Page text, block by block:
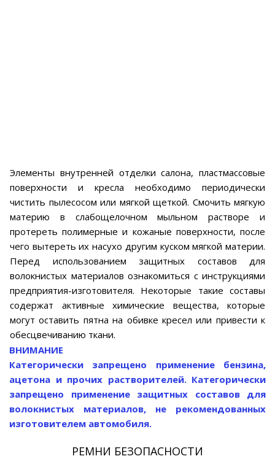
Элементы внутренней отделки салона, пластмассовые
поверхности и кресла необходимо периодически
чистить пылесосом или мягкой щеткой. Смочить мягкую
материю в слабощелочном мыльном растворе и
протереть полимерные и кожаные поверхности, после
чего вытереть их насухо другим куском мягкой материи.
Перед использованием защитных составов для
волокнистых материалов ознакомиться с инструкциями
предприятия-изготовителя. Некоторые такие составы
содержат активные химические вещества, которые
могут оставить пятна на обивке кресел или привести к
обесцвечиванию ткани.
ВНИМАНИЕ
Категорически запрещено применение бензина,
ацетона и прочих растворителей. Категорически
запрещено применение защитных составов для
волокнистых материалов, не рекомендованных
изготовителем автомобиля.
РЕМНИ БЕЗОПАСНОСТИ